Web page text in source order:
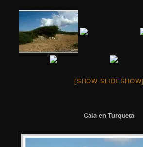
[SHOW SLIDESHOW]
Cala en Turqueta